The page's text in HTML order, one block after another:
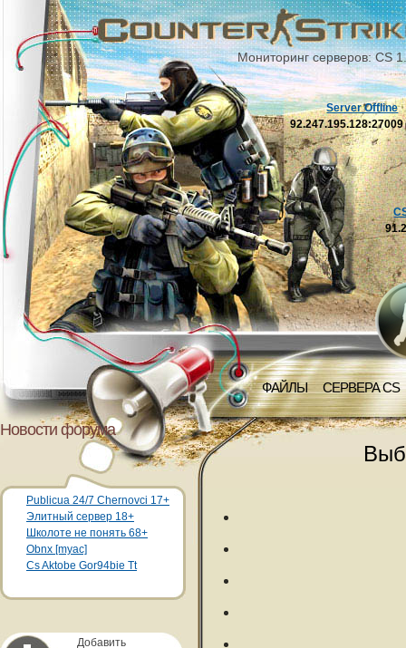
Мониторинг серверов: CS
ФАЙЛЫ СЕРВЕРА CS
Server Offline
92.247.195.128:27009
Новости форума
Publicua 24/7 Chernovci 17+
Элитный сервер 18+
Школоте не понять 68+
Obnx [myac]
Cs Aktobe Gor94bie Tt
Добавить